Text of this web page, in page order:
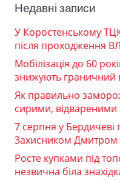
Недавні записи
У Коростенському
після проходження
Мобілізація до 60
знижують граничний
Як правильно
сирими,
7 серпня у
Захисником
Росте купками під
незвична біла